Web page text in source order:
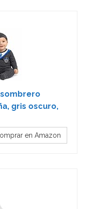
gris oscuro,
en Amazon